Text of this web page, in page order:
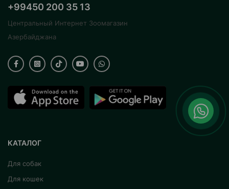
+99450 200 35 13
Центральный Интернет Зоомагазин
Азербайджана
КАТАЛОГ
Для собак
Для кошек